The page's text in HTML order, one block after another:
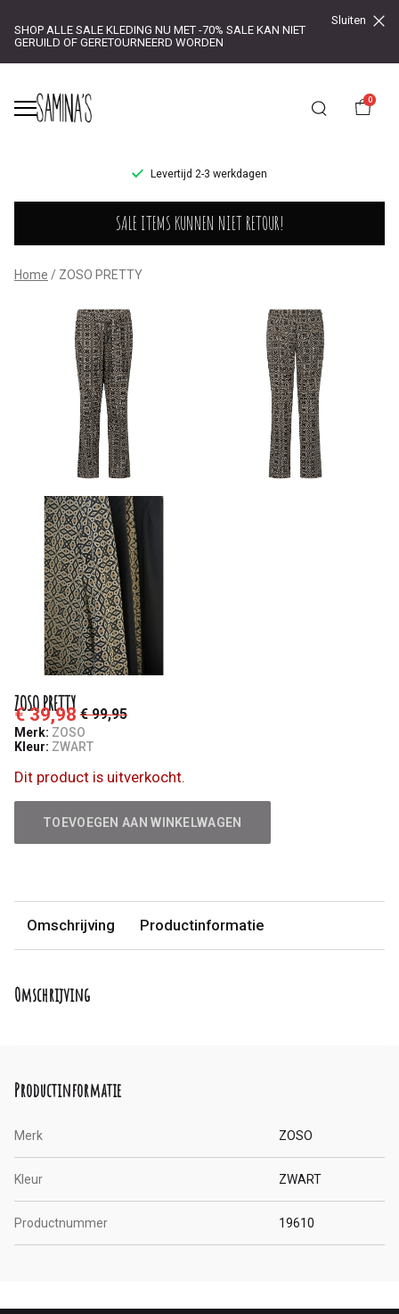
SHOP ALLE SALE KLEDING NU MET -70% SALE KAN NIET
GERUILD OF GERETOURNEERD WORDEN
Sluiten
0
Levertijd 2-3 werkdagen
ZOSO
PRETTY
Saminas
SALE ITEMS KUNNEN NIET RETOUR!
Home ZOSO PRETTY
ZOSO PRETTY
€ 39,98 € 99,95
Merk: ZOSO
Kleur: ZWART
Dit product is uitverkocht.
TOEVOEGEN AAN WINKELWAGEN
Omschrijving Productinformatie
Omschrijving
Productinformatie
Merk ZOSO
Kleur ZWART
Productnummer 19610